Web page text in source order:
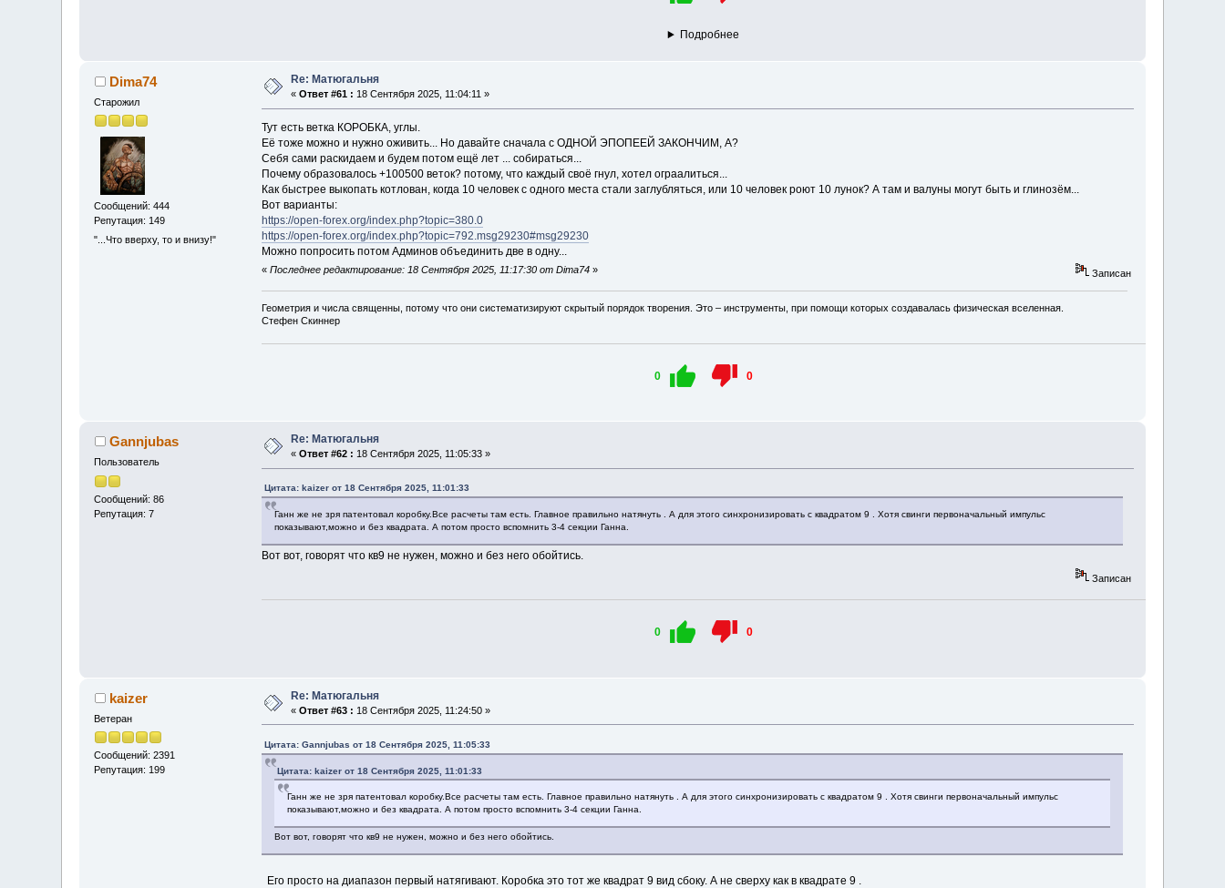
Подробнее
Dima74
Старожил
Сообщений: 444
Репутация: 149
"...Что вверху, то и внизу!"
Re: Матюгальня
«Ответ #61 : 18 Сентября 2025, 11:04:11 »
Тут есть ветка КОРОБКА, углы.
Её тоже можно и нужно оживить... Но давайте сначала с ОДНОЙ ЭПОПЕЕЙ ЗАКОНЧИМ, А?
Себя сами раскидаем и будем потом ещё лет ... собираться...
Почему образовалось +100500 веток? потому, что каждый своё гнул, хотел ограалиться...
Как быстрее выкопать котлован, когда 10 человек с одного места стали заглубляться, или 10 человек роют 10 лунок? А там и валуны могут быть и глинозём...
Вот варианты:
https://open-forex.org/index.php?topic=380.0
https://open-forex.org/index.php?topic=792.msg29230#msg29230
Можно попросить потом Админов объединить две в одну...
« Последнее редактирование: 18 Сентября 2025, 11:17:30 от Dima74» Записан
Геометрия и числа священны, потому что они систематизируют скрытый порядок творения. Это – инструменты, при помощи которых создавалась физическая вселенная.
Стефен Скиннер
0 0
Gannjubas
Пользователь
Сообщений: 86
Репутация: 7
Re: Матюгальня
«Ответ #62 : 18 Сентября 2025, 11:05:33 »
Цитата: kaizer от 18 Сентября 2025, 11:01:33
Ганн же не зря патентовал коробку.Все расчеты там есть. Главное правильно натянуть . А для этого синхронизировать с квадратом 9 . Хотя свинги первоначальный импульс
показывают,можно и без квадрата. А потом просто вспомнить 3-4 секции Ганна.
Вот вот, говорят что кв9 не нужен, можно и без него обойтись.
Записан
0 0
kaizer
Ветеран
Сообщений: 2391
Репутация: 199
Re: Матюгальня
«Ответ #63 : 18 Сентября 2025, 11:24:50 »
Цитата: Gannjubas от 18 Сентября 2025, 11:05:33
Цитата: kaizer от 18 Сентября 2025, 11:01:33
Ганн же не зря патентовал коробку.Все расчеты там есть. Главное правильно натянуть . А для этого синхронизировать с квадратом 9 . Хотя свинги первоначальный импульс
показывают,можно и без квадрата. А потом просто вспомнить 3-4 секции Ганна.
Вот вот, говорят что кв9 не нужен, можно и без него обойтись.
Его просто на диапазон первый натягивают. Коробка это тот же квадрат 9 вид сбоку. А не сверху как в квадрате 9 .